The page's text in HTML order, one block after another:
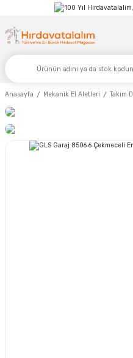
Anasayfa Mekanik El Aletleri Takım